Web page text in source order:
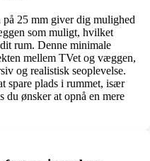
25 mm giver dig mulighed
som muligt, hvilket
rum. Denne minimale
mellem TVet og væggen,
og realistisk seoplevelse.
spare plads i rummet, især
du ønsker at opnå en mere